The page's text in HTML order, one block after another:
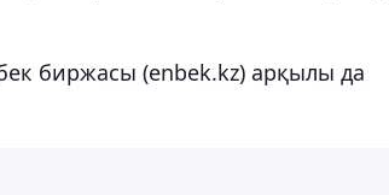
биржасы (enbek.kz) арқылы да